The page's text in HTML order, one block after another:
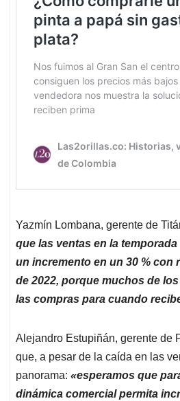
Yazmín Lombana, gerente de
que las ventas en la
un incremento en un 30 % con
de 2022, porque muchos de
las compras para cuando
Alejandro Estupiñán, gerente de
que, a pesar de la caída en las
panorama: «esperamos que
dinámica comercial permita